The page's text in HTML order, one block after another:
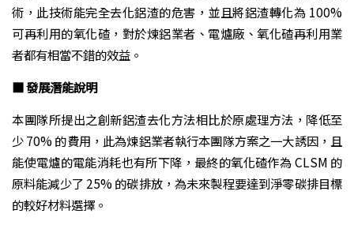
術，此技術能完全去化鋁渣的危害，並且將鋁渣轉化為 100%
可再利用的氧化碴，對於煉鋁業者、電爐廠、氧化碴再利用業
者都有相當不錯的效益。
■ 發展潛能說明
本團隊所提出之創新鋁渣去化方法相比於原處理方法，降低至
少 70% 的費用，此為煉鋁業者執行本團隊方案之一大誘因，且
能使電爐的電能消耗也有所下降，最終的氧化碴作為 CLSM 的
原料能減少了 25% 的碳排放，為未來製程要達到淨零碳排目標
的較好材料選擇。